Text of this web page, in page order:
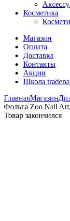
Косметика
Магазин
Оплата
Доставка
Контакты
Акции
Школа
ГлавнаяМагазин
Фольга Zoo Nail
Товар закончился